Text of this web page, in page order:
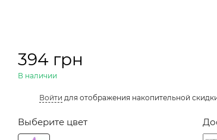
394 грн
В наличии
Войти для отображения накопительной
Выберите цвет